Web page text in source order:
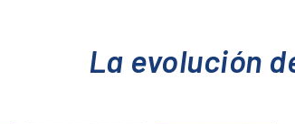
La evolución